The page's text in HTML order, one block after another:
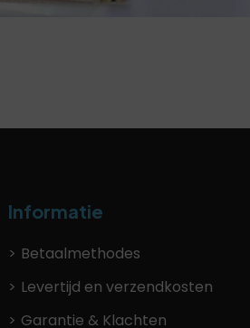
Informatie
Betaalmethodes
Levertijd en verzendkosten
Garantie & Klachten